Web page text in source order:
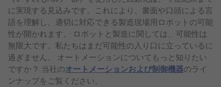
に実現する見込みです。これにより、書面や口頭による言
語を理解し、適切に対応できる製造現場用ロボットの可能
性が開かれます。 ロボットと製造に関しては、可能性は
無限大です。私たちはまだ可能性の入り口に立っているに
過ぎません。 オートメーションについてもっと知りたい
ですか？ 当社のオートメーションおよび制御機器のライ
ンナップをご覧ください。